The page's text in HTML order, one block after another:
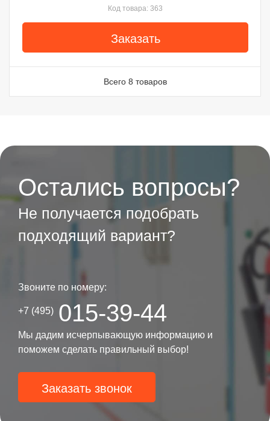
Код товара: 363
Заказать
Всего 8 товаров
Остались вопросы?
Не получается подобрать
подходящий вариант?
Звоните по номеру:
+7 (495) 015-39-44
Мы дадим исчерпывающую информацию и
поможем сделать правильный выбор!
Заказать звонок